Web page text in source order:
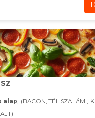
alap, (BACON, TÉLISZALÁMI,